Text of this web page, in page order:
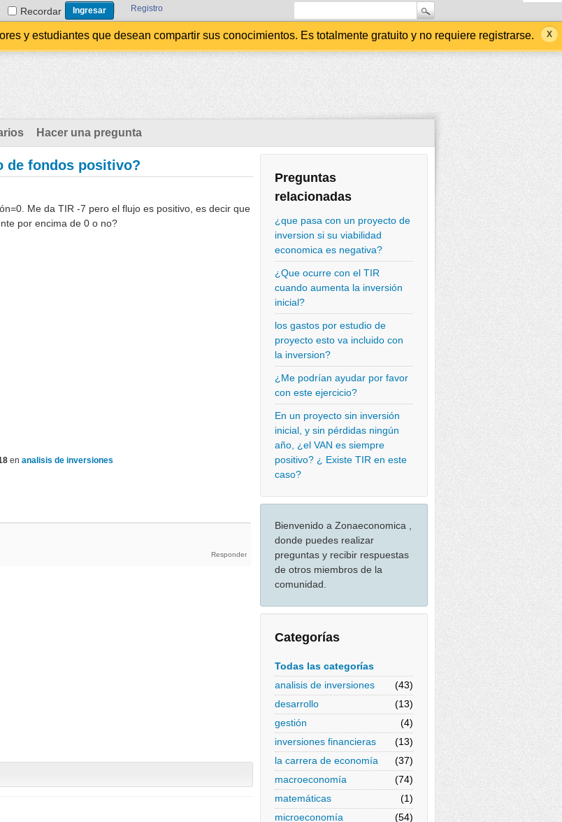
Recordar Registro
y estudiantes que desean compartir sus conocimientos. Es totalmente gratuito y no requiere registrarse.
Hacer una pregunta
Preguntas
relacionadas
¿que pasa con un proyecto de
inversion si su viabilidad
economica es negativa?
¿Que ocurre con el TIR
cuando aumenta la inversión
inicial?
los gastos por estudio de
proyecto esto va incluido con
la inversion?
¿Me podrían ayudar por favor
con este ejercicio?
En un proyecto sin inversión
inicial, y sin pérdidas ningún
año, ¿el VAN es siempre
positivo? ¿ Existe TIR en este
caso?
Bienvenido a Zonaeconomica ,
donde puedes realizar
preguntas y recibir respuestas
de otros miembros de la
comunidad.
Categorías
Todas las categorías
analisis de inversiones
(43)
desarrollo
(13)
gestión
(4)
inversiones financieras
(13)
la carrera de economía
(37)
macroeconomía
(74)
matemáticas
(1)
microeconomía
(54)
de fondos positivo?
Me da TIR -7 pero el flujo es positivo, es decir que
por encima de 0 o no?
en analisis de inversiones